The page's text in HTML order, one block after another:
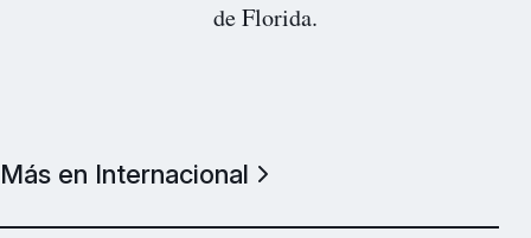
de Florida.
Más en Internacional